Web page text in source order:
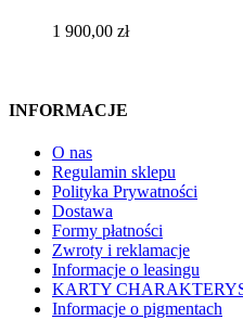
1 900,00 zł
INFORMACJE
O nas
Regulamin sklepu
Polityka Prywatności
Dostawa
Formy płatności
Zwroty i reklamacje
Informacje o leasingu
KARTY
Informacje o pigmentach